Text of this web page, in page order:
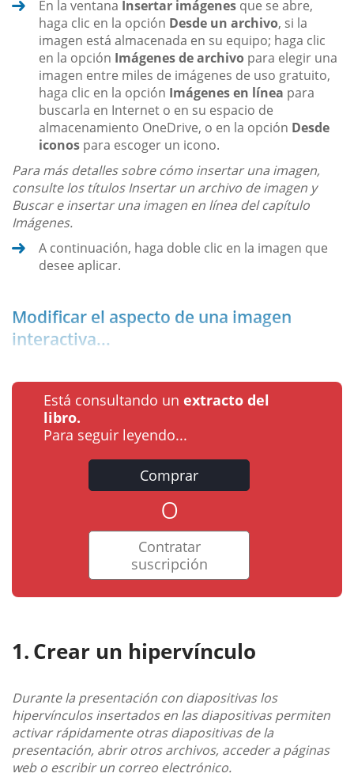
En la ventana Insertar imágenes que se abre,
haga clic en la opción Desde un archivo, si la
imagen está almacenada en su equipo; haga clic
en la opción Imágenes de archivo para elegir una
imagen entre miles de imágenes de uso gratuito,
haga clic en la opción Imágenes en línea para
buscarla en Internet o en su espacio de
almacenamiento OneDrive, o en la opción Desde
iconos para escoger un icono.
Para más detalles sobre cómo insertar una imagen,
consulte los títulos Insertar un archivo de imagen y
Buscar e insertar una imagen en línea del capítulo
Imágenes.
A continuación, haga doble clic en la imagen que
desee aplicar.
Modificar el aspecto de una imagen
interactiva...
Está consultando un extracto del
libro.
Para seguir leyendo...
Comprar
o
Contratar
suscripción
Crear un hipervínculo
Durante la presentación con diapositivas los
hipervínculos insertados en las diapositivas permiten
activar rápidamente otras diapositivas de la
presentación, abrir otros archivos, acceder a páginas
web o escribir un correo electrónico.